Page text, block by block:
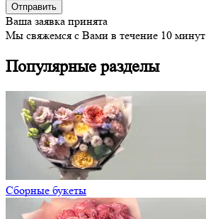
Ваша заявка принята
Мы свяжемся с Вами в течение 10 минут
Популярные разделы
Сборные букеты